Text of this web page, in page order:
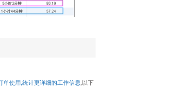
单使用,统计更详细的工作信息,以下